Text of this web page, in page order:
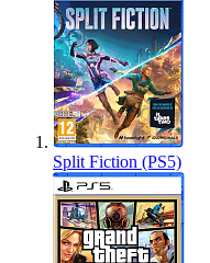
Split Fiction (PS5)